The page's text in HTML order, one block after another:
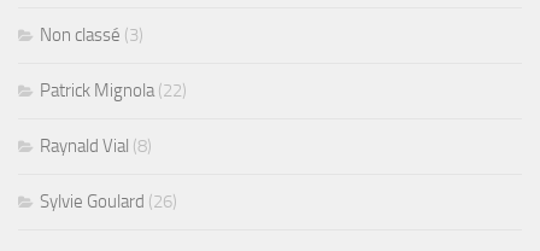
Non classé (3)
Patrick Mignola(22)
Raynald Vial (8)
Sylvie Goulard (26)